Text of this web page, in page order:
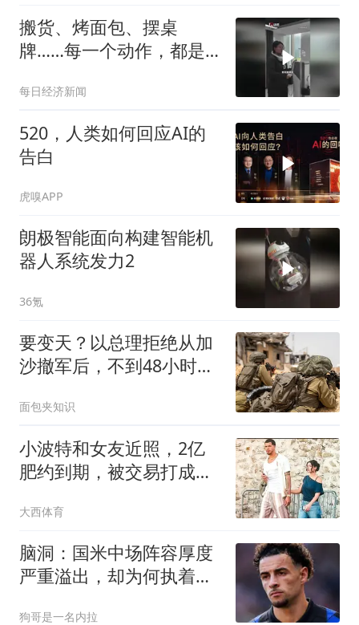
搬货、烤面包、摆桌
牌……每一个动作，都是
每日经济新闻
520，人类如何回应AI的
告白
虎嗅APP
朗极智能面向构建智能机
器人系统发力2
36氪
要变天？以总理拒绝从加
沙撤军后，不到48小时，
面包夹知识
小波特和女友近照，2亿
肥约到期，被交易打成巨
大西体育
脑洞：国米中场阵容厚度
严重溢出，却为何执着于
狗哥是一名内拉